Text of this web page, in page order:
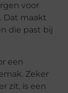
voor
Dat maakt
die past bij
een
Zeker
zit, is een